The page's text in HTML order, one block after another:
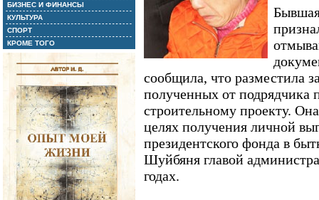
БИЗНЕС И ФИНАНСЫ
КУЛЬТУРА
СПОРТ
КРОМЕ ТОГО
сообщила, что разместила
полученных от подрядчика
строительному проекту.
целях получения личной
президентского фонда в
Шуйбяня главой
годах.